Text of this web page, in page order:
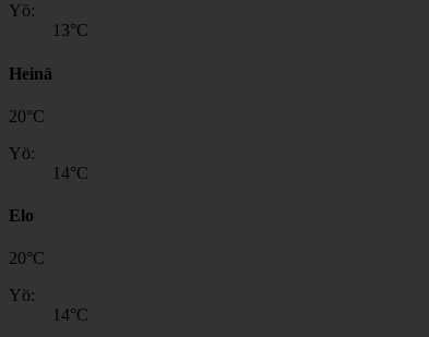
Yö:
13°C
Heinä
20°C
Yö:
14°C
Elo
20°C
Yö:
14°C